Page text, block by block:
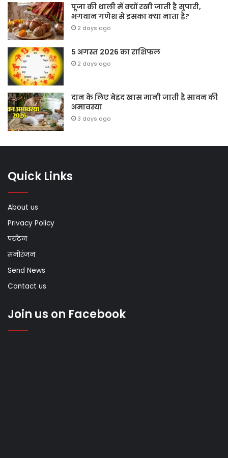
पूजा की थाली में क्यों रखी जाती है सुपारी,
भगवान गणेश से इसका क्या नाता है?
2 days ago
5 अगस्त 2026 का राशिफल
2 days ago
दान के लिए बेहद खास मानी जाती है सावन की
अमावस्या
3 days ago
Quick Links
About us
Privacy Policy
पर्यटन
मनोरंजन
Send News
Contact us
Join us on Facebook